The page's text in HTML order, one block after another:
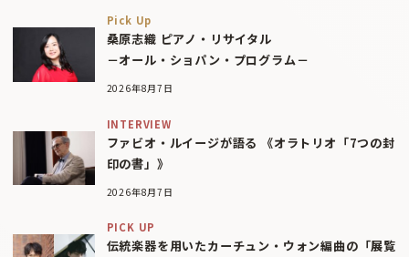
Pick Up
桑原志織 ピアノ・リサイタル
－オール・ショパン・プログラム－
2026年8月7日
INTERVIEW
ファビオ・ルイージが語る 《オラトリオ「7つの封
印の書」》
2026年8月7日
PICK UP
伝統楽器を用いたカーチュン・ウォン編曲の「展覧